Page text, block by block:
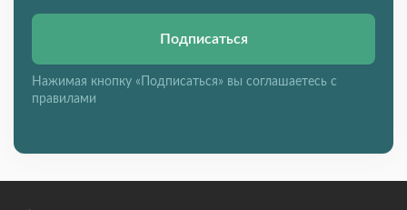
Подписаться
Нажимая кнопку «Подписаться» вы соглашаетесь с
правилами